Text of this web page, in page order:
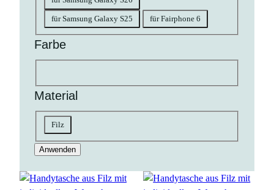
für Samsung Galaxy S25 für Fairphone 6
Farbe
Material
Material
Filz
Anwenden